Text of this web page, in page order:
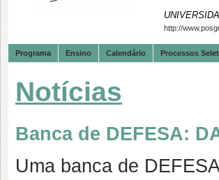
http://
Programa Ensino Calendário Processos
Notícias
Banca de DEFESA:
Uma banca de